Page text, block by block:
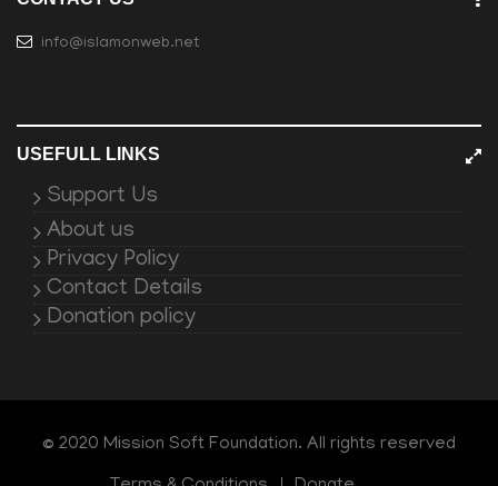
info@islamonweb.net
USEFULL LINKS
Support Us
About us
Privacy Policy
Contact Details
Donation policy
© 2020 Mission Soft Foundation. All rights reserved